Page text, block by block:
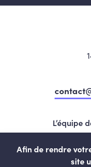
L’équipe
Afin de rendre
site